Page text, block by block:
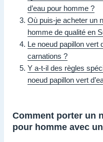
d’eau pour homme ?
Où puis-je acheter un
homme de qualité en
Le noeud papillon vert
carnations ?
Y a-t-il des règles
noeud papillon vert
Comment porter un
pour homme avec